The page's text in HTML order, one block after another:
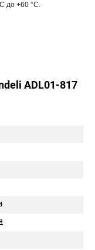
до +60 °С.
ADL01-817